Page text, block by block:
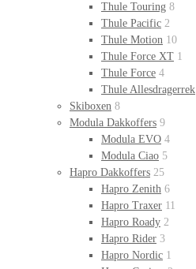
Thule Touring 8
Thule Pacific 2
Thule Motion 10
Thule Force XT 1
Thule Force 4
Thule Allesdragerrek
Skiboxen 8
Modula Dakkoffers 9
Modula EVO 4
Modula Ciao 5
Hapro Dakkoffers 25
Hapro Zenith 6
Hapro Traxer 11
Hapro Roady 2
Hapro Rider 3
Hapro Nordic 1